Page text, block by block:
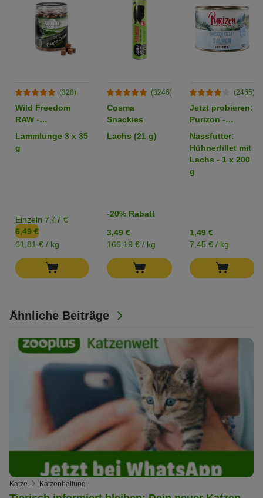
Ähnliche Beiträge
Katze Katzenhaltung
(328)
Wild Freedom
RAW -
gefriergetrocknete
Lammlunge 3 x 35
g
Einzeln 7,47 €
6,49 €
61,81 € / kg
(3246)
Cosma
Snackies
Lachs (21 g)
-20% Rabatt
3,49 €
166,19 € / kg
(2465)
Jetzt probieren:
Purizon -
getreidefrei
Nassfutter:
Hühnerfillet mit
Lachs - 1 x 200
g
1,49 €
7,45 € / kg